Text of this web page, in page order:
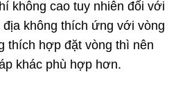
không cao tuy nhiên đối với
không thích ứng với vòng
thích hợp đặt vòng thì nên
khác phù hợp hơn.